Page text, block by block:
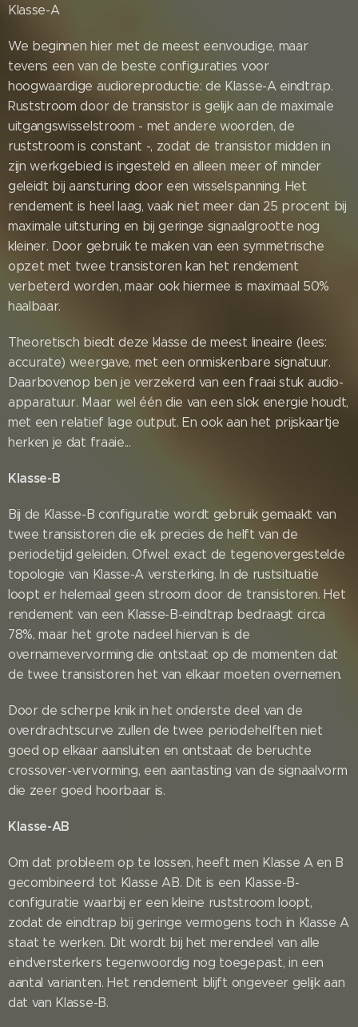
Klasse-A
We beginnen hier met de meest eenvoudige, maar
tevens een van de beste configuraties voor
hoogwaardige audioreproductie: de Klasse-A eindtrap.
Ruststroom door de transistor is gelijk aan de maximale
uitgangswisselstroom - met andere woorden, de
ruststroom is constant -, zodat de transistor midden in
zijn werkgebied is ingesteld en alleen meer of minder
geleidt bij aansturing door een wisselspanning. Het
rendement is heel laag, vaak niet meer dan 25 procent bij
maximale uitsturing en bij geringe signaalgrootte nog
kleiner. Door gebruik te maken van een symmetrische
opzet met twee transistoren kan het rendement
verbeterd worden, maar ook hiermee is maximaal 50%
haalbaar.
Theoretisch biedt deze klasse de meest lineaire (lees:
accurate) weergave, met een onmiskenbare signatuur.
Daarbovenop ben je verzekerd van een fraai stuk audio-
apparatuur. Maar wel één die van een slok energie houdt,
met een relatief lage output. En ook aan het prijskaartje
herken je dat fraaie...
Klasse-B
Bij de Klasse-B configuratie wordt gebruik gemaakt van
twee transistoren die elk precies de helft van de
periodetijd geleiden. Ofwel: exact de tegenovergestelde
topologie van Klasse-A versterking. In de rustsituatie
loopt er helemaal geen stroom door de transistoren. Het
rendement van een Klasse-B-eindtrap bedraagt circa
78%, maar het grote nadeel hiervan is de
overnamevervorming die ontstaat op de momenten dat
de twee transistoren het van elkaar moeten overnemen.
Door de scherpe knik in het onderste deel van de
overdrachtscurve zullen de twee periodehelften niet
goed op elkaar aansluiten en ontstaat de beruchte
crossover-vervorming, een aantasting van de signaalvorm
die zeer goed hoorbaar is.
Klasse-AB
Om dat probleem op te lossen, heeft men Klasse A en B
gecombineerd tot Klasse AB. Dit is een Klasse-B-
configuratie waarbij er een kleine ruststroom loopt,
zodat de eindtrap bij geringe vermogens toch in Klasse A
staat te werken. Dit wordt bij het merendeel van alle
eindversterkers tegenwoordig nog toegepast, in een
aantal varianten. Het rendement blijft ongeveer gelijk aan
dat van Klasse-B.